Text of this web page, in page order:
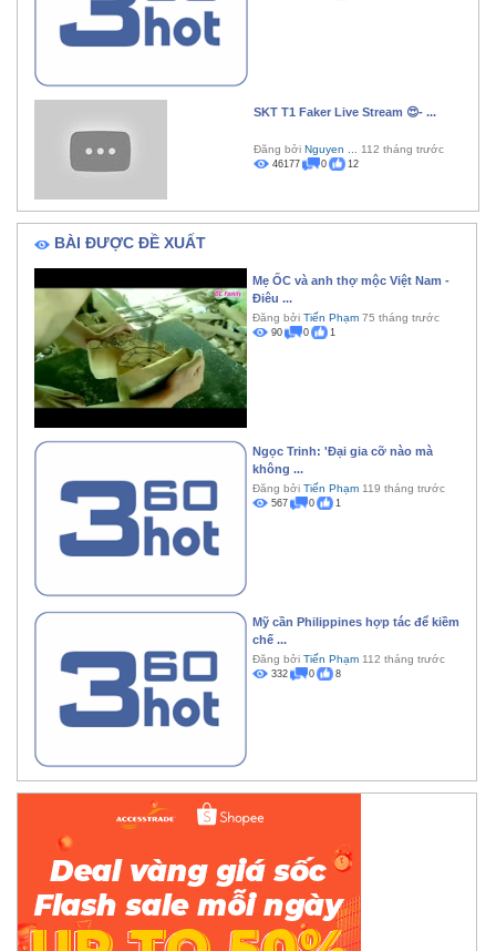
SKT T1 Faker Live Stream 😍- ...
Đăng bởi Nguyen ... 112 tháng trước
46177 0 12
BÀI ĐƯỢC ĐỀ XUẤT
Mẹ ỐC và anh thợ mộc Việt Nam -
Điêu ...
Đăng bởi Tiến Phạm 75 tháng trước
90 0 1
Ngọc Trinh: 'Đại gia cỡ nào mà
không ...
Đăng bởi Tiến Phạm 119 tháng trước
567 0 1
Mỹ cần Philippines hợp tác để kiềm
chế ...
Đăng bởi Tiến Phạm 112 tháng trước
332 0 8